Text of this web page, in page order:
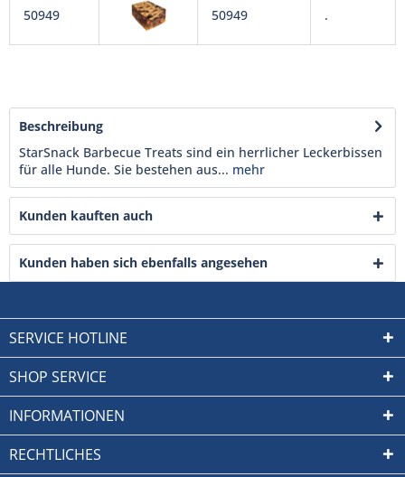
50949 50949 .
Beschreibung
StarSnack Barbecue Treats sind ein herrlicher Leckerbissen
für alle Hunde. Sie bestehen aus... mehr
Kunden kauften auch
Kunden haben sich ebenfalls angesehen
SERVICE HOTLINE
SHOP SERVICE
INFORMATIONEN
RECHTLICHES